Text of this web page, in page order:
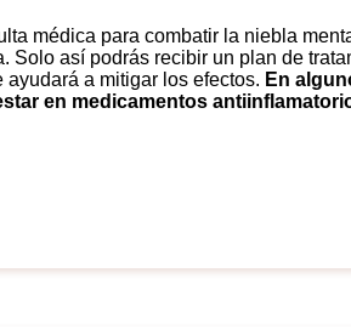
Solo así podrás recibir un plan de
ayudará a mitigar los efectos. En
en medicamentos